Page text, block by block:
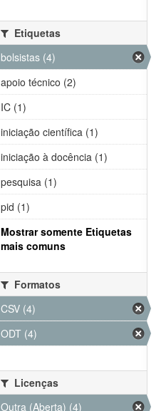
Etiquetas
bolsistas (4)
apoio técnico (2)
IC (1)
iniciação científica (1)
iniciação à docência (1)
pesquisa (1)
pid (1)
Mostrar somente Etiquetas
mais comuns
Formatos
CSV (4)
ODT (4)
Licenças
Outra (Aberta) (4)